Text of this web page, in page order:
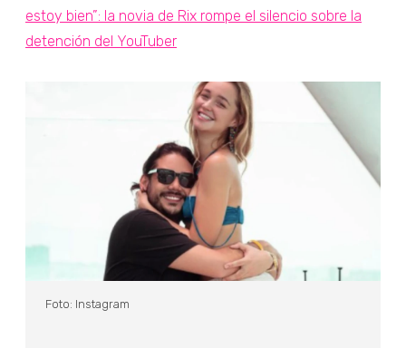
estoy bien”: la novia de Rix rompe el silencio sobre la
detención del YouTuber
Foto: Instagram